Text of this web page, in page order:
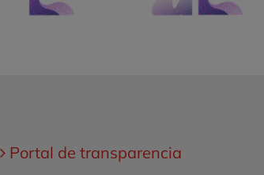
Portal de transparencia